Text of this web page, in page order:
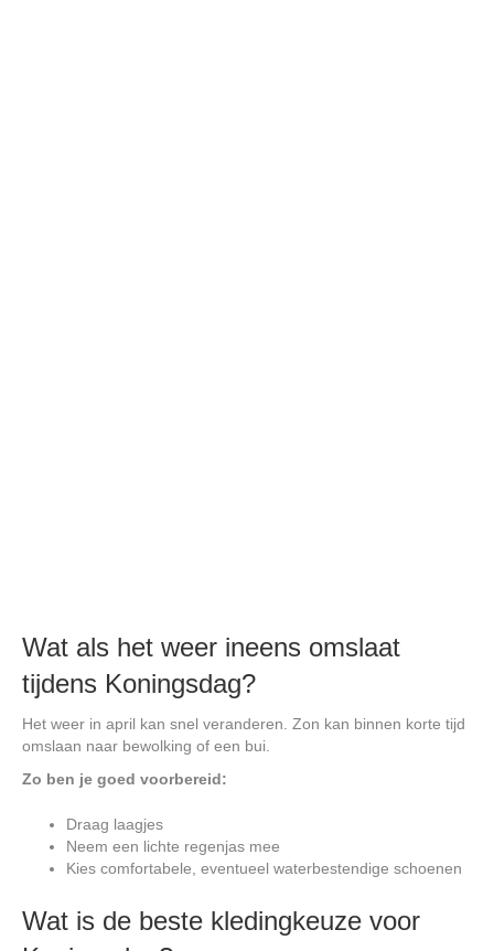
Wat als het weer ineens omslaat
tijdens Koningsdag?
Het weer in april kan snel veranderen. Zon kan binnen korte tijd
omslaan naar bewolking of een bui.
Zo ben je goed voorbereid:
Draag laagjes
Neem een lichte regenjas mee
Kies comfortabele, eventueel waterbestendige schoenen
Wat is de beste kledingkeuze voor